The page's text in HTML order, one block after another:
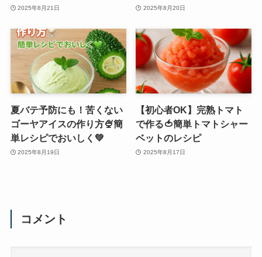
2025年8月21日 2025年8月20日
夏バテ予防にも！苦くない
ゴーヤアイスの作り方🍨簡
単レシピでおいしく💚
2025年8月19日
【初心者OK】完熟トマト
で作る🍅簡単トマトシャー
ベットのレシピ
2025年8月17日
コメント